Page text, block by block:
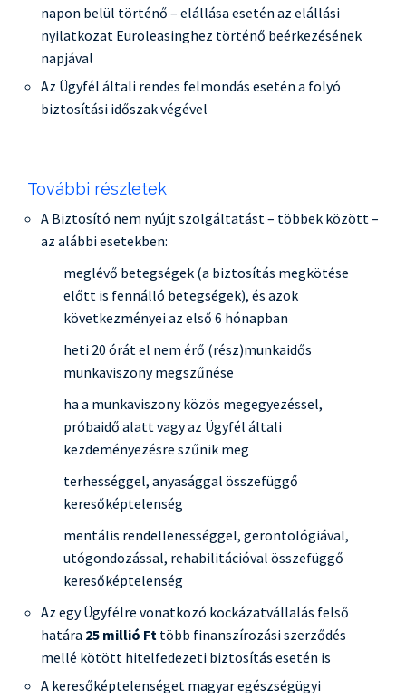
napon belül történő – elállása esetén az elállási
nyilatkozat Euroleasinghez történő beérkezésének
napjával
Az Ügyfél általi rendes felmondás esetén a folyó
biztosítási időszak végével
További részletek
A Biztosító nem nyújt szolgáltatást – többek között –
az alábbi esetekben:
meglévő betegségek (a biztosítás megkötése
előtt is fennálló betegségek), és azok
következményei az első 6 hónapban
heti 20 órát el nem érő (rész)munkaidős
munkaviszony megszűnése
ha a munkaviszony közös megegyezéssel,
próbaidő alatt vagy az Ügyfél általi
kezdeményezésre szűnik meg
terhességgel, anyasággal összefüggő
keresőképtelenség
mentális rendellenességgel, gerontológiával,
utógondozással, rehabilitációval összefüggő
keresőképtelenség
Az egy Ügyfélre vonatkozó kockázatvállalás felső
határa 25 millió Ft több finanszírozási szerződés
mellé kötött hitelfedezeti biztosítás esetén is
A keresőképtelenséget magyar egészségügyi